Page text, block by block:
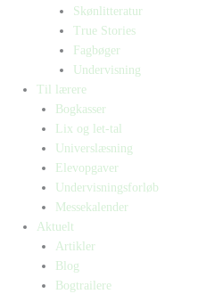
Skønlitteratur
True Stories
Fagbøger
Undervisning
Til lærere
Bogkasser
Lix og let-tal
Universlæsning
Elevopgaver
Undervisningsforløb
Messekalender
Aktuelt
Artikler
Blog
Bogtrailere